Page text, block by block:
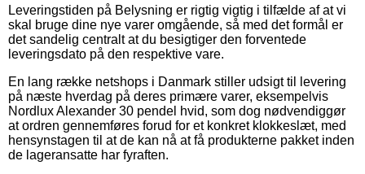
Leveringstiden på Belysning er rigtig vigtig i tilfælde af at vi
skal bruge dine nye varer omgående, så med det formål er
det sandelig centralt at du besigtiger den forventede
leveringsdato på den respektive vare.
En lang række netshops i Danmark stiller udsigt til levering
på næste hverdag på deres primære varer, eksempelvis
Nordlux Alexander 30 pendel hvid, som dog nødvendiggør
at ordren gennemføres forud for et konkret klokkeslæt, med
hensynstagen til at de kan nå at få produkterne pakket inden
de lageransatte har fyraften.